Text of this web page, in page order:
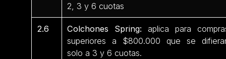
2, 3 y 6 cuotas
2.6 Colchones Spring: aplica para
superiores a $800.000 que se
solo a 3 y 6 cuotas.